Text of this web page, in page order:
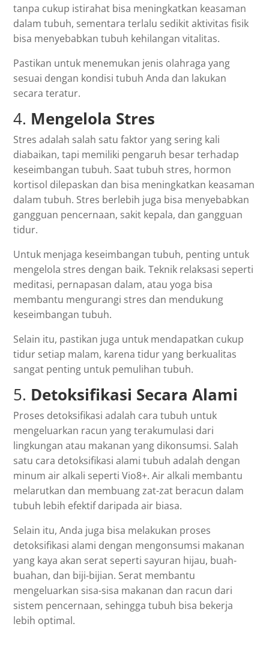
tanpa cukup istirahat bisa meningkatkan keasaman
dalam tubuh, sementara terlalu sedikit aktivitas fisik
bisa menyebabkan tubuh kehilangan vitalitas.
Pastikan untuk menemukan jenis olahraga yang
sesuai dengan kondisi tubuh Anda dan lakukan
secara teratur.
4. Mengelola Stres
Stres adalah salah satu faktor yang sering kali
diabaikan, tapi memiliki pengaruh besar terhadap
keseimbangan tubuh. Saat tubuh stres, hormon
kortisol dilepaskan dan bisa meningkatkan keasaman
dalam tubuh. Stres berlebih juga bisa menyebabkan
gangguan pencernaan, sakit kepala, dan gangguan
tidur.
Untuk menjaga keseimbangan tubuh, penting untuk
mengelola stres dengan baik. Teknik relaksasi seperti
meditasi, pernapasan dalam, atau yoga bisa
membantu mengurangi stres dan mendukung
keseimbangan tubuh.
Selain itu, pastikan juga untuk mendapatkan cukup
tidur setiap malam, karena tidur yang berkualitas
sangat penting untuk pemulihan tubuh.
5. Detoksifikasi Secara Alami
Proses detoksifikasi adalah cara tubuh untuk
mengeluarkan racun yang terakumulasi dari
lingkungan atau makanan yang dikonsumsi. Salah
satu cara detoksifikasi alami tubuh adalah dengan
minum air alkali seperti Vio8+. Air alkali membantu
melarutkan dan membuang zat-zat beracun dalam
tubuh lebih efektif daripada air biasa.
Selain itu, Anda juga bisa melakukan proses
detoksifikasi alami dengan mengonsumsi makanan
yang kaya akan serat seperti sayuran hijau, buah-
buahan, dan biji-bijian. Serat membantu
mengeluarkan sisa-sisa makanan dan racun dari
sistem pencernaan, sehingga tubuh bisa bekerja
lebih optimal.